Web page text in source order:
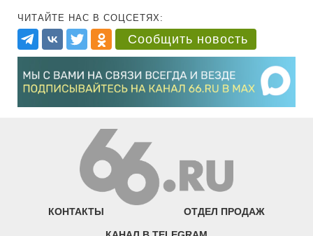
ЧИТАЙТЕ НАС В СОЦСЕТЯХ:
Сообщить новость
КОНТАКТЫ ОТДЕЛ ПРОДАЖ